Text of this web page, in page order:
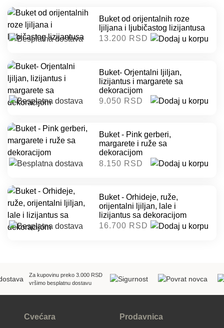
Buket od orijentalnih roze
ljiljana i ljubičastog lizijantusa
13.200 RSD
Buket- Orjentalni ljiljan,
lizijantus i margarete sa
dekoracijom
9.050 RSD
Buket - Pink gerberi,
margarete i ruže sa
dekoracijom
8.150 RSD
Buket - Orhideje, ruže,
orijentalni ljiljan, lale i
lizijantus sa dekoracijom
16.700 RSD
Za kupovinu preko 3.000 RSD
vršimo besplatnu dostavu
Cvećara Prodavnica